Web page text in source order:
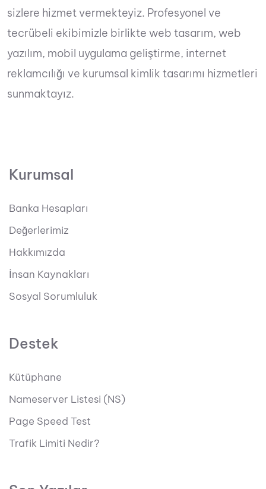
sizlere hizmet vermekteyiz. Profesyonel ve
tecrübeli ekibimizle birlikte web tasarım, web
yazılım, mobil uygulama geliştirme, internet
reklamcılığı ve kurumsal kimlik tasarımı hizmetleri
sunmaktayız.
Kurumsal
Banka Hesapları
Değerlerimiz
Hakkımızda
İnsan Kaynakları
Sosyal Sorumluluk
Destek
Kütüphane
Nameserver Listesi (NS)
Page Speed Test
Trafik Limiti Nedir?